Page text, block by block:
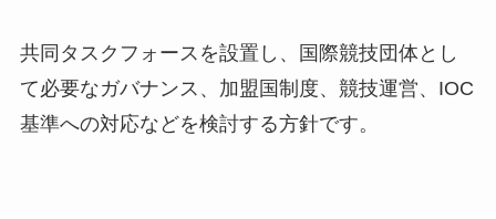
共同タスクフォースを設置し、国際競技団体とし
て必要なガバナンス、加盟国制度、競技運営、IOC
基準への対応などを検討する方針です。